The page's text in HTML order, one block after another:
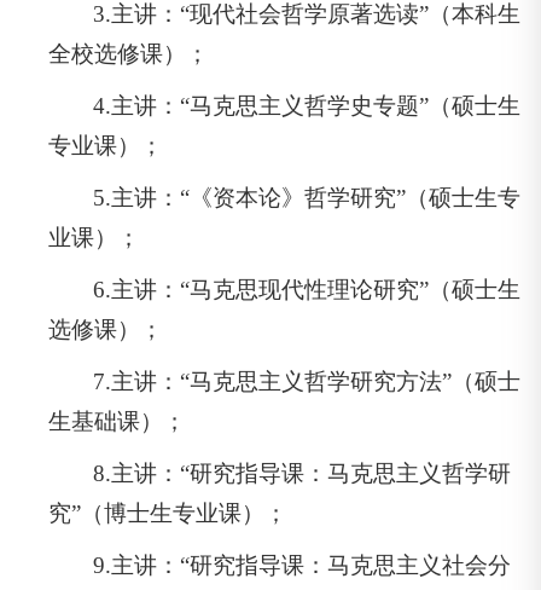
3.主讲：“现代社会哲学原著选读”（本科生
全校选修课）；
4.主讲：“马克思主义哲学史专题”（硕士生
专业课）；
5.主讲：“《资本论》哲学研究”（硕士生专
业课）；
6.主讲：“马克思现代性理论研究”（硕士生
选修课）；
7.主讲：“马克思主义哲学研究方法”（硕士
生基础课）；
8.主讲：“研究指导课：马克思主义哲学研
究”（博士生专业课）；
9.主讲：“研究指导课：马克思主义社会分